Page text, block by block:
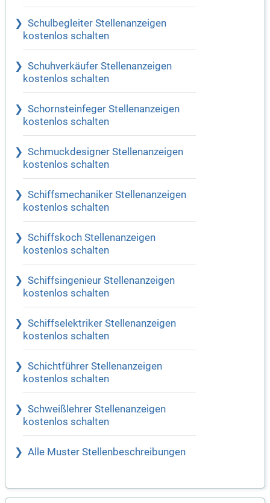
Schulbegleiter Stellenanzeigen
kostenlos schalten
Schuhverkäufer Stellenanzeigen
kostenlos schalten
Schornsteinfeger Stellenanzeigen
kostenlos schalten
Schmuckdesigner Stellenanzeigen
kostenlos schalten
Schiffsmechaniker Stellenanzeigen
kostenlos schalten
Schiffskoch Stellenanzeigen
kostenlos schalten
Schiffsingenieur Stellenanzeigen
kostenlos schalten
Schiffselektriker Stellenanzeigen
kostenlos schalten
Schichtführer Stellenanzeigen
kostenlos schalten
Schweißlehrer Stellenanzeigen
kostenlos schalten
Alle Muster Stellenbeschreibungen